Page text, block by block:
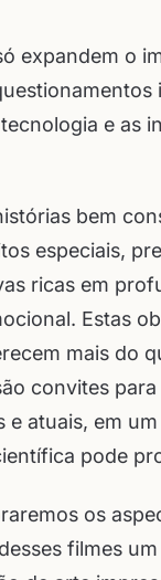
expandem o
e as
bem
especiais,
ricas em
Estas
mais do
convites
e atuais, em
pode
os
filmes